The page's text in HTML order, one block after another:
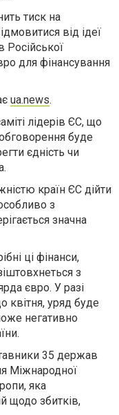
тиск на
від ідеї
Російської
для фінансування
ua.news.
лідерів ЄС, що
буде
єдність чи
країн ЄС дійти
з
значна
ці фінанси,
з
євро. У разі
квітня, уряд буде
негативно
35 держав
Міжнародної
яка
щодо збитків,